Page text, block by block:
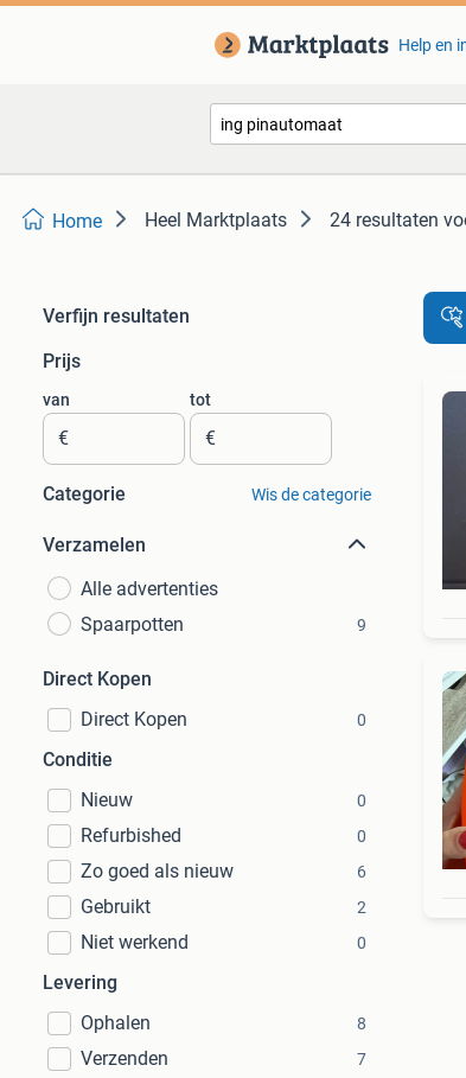
Help en
Home Heel Marktplaats 24 resultaten
Verfijn resultaten
Prijs
van
€
tot
€
Categorie Wis de categorie
Verzamelen
Alle advertenties
Spaarpotten
9
Direct Kopen
Direct Kopen
0
Conditie
Nieuw
0
Refurbished 0
Zo goed als nieuw 6
Gebruikt 2
Niet werkend 0
Levering
Ophalen
8
Verzenden 7